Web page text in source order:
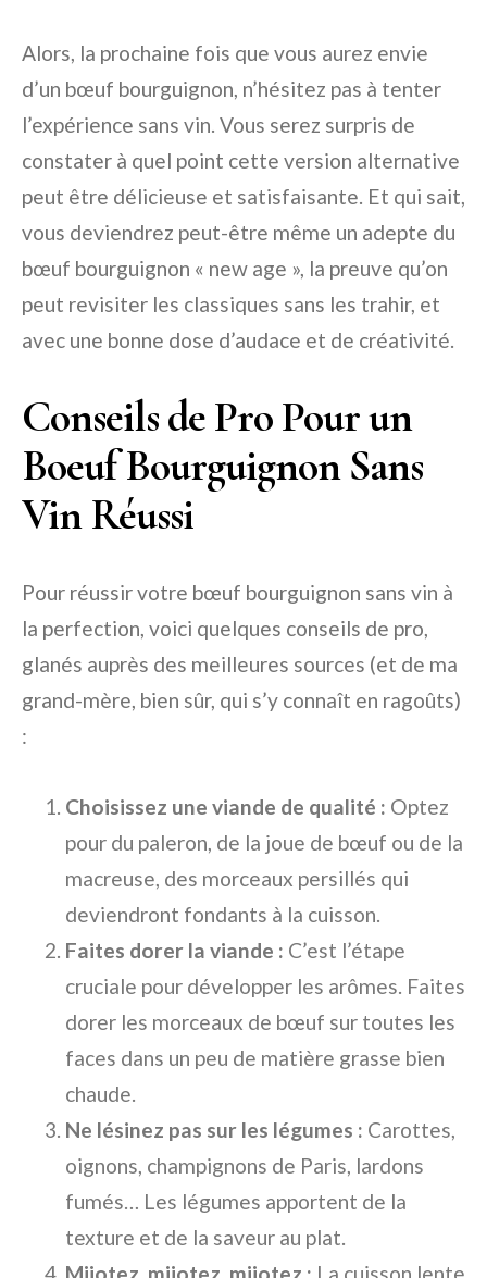
Alors, la prochaine fois que vous aurez envie
d’un bœuf bourguignon, n’hésitez pas à tenter
l’expérience sans vin. Vous serez surpris de
constater à quel point cette version alternative
peut être délicieuse et satisfaisante. Et qui sait,
vous deviendrez peut-être même un adepte du
bœuf bourguignon « new age », la preuve qu’on
peut revisiter les classiques sans les trahir, et
avec une bonne dose d’audace et de créativité.
Conseils de Pro Pour un
Boeuf Bourguignon Sans
Vin Réussi
Pour réussir votre bœuf bourguignon sans vin à
la perfection, voici quelques conseils de pro,
glanés auprès des meilleures sources (et de ma
grand-mère, bien sûr, qui s’y connaît en ragoûts)
:
Choisissez une viande de qualité : Optez
pour du paleron, de la joue de bœuf ou de la
macreuse, des morceaux persillés qui
deviendront fondants à la cuisson.
Faites dorer la viande : C’est l’étape
cruciale pour développer les arômes. Faites
dorer les morceaux de bœuf sur toutes les
faces dans un peu de matière grasse bien
chaude.
Ne lésinez pas sur les légumes : Carottes,
oignons, champignons de Paris, lardons
fumés… Les légumes apportent de la
texture et de la saveur au plat.